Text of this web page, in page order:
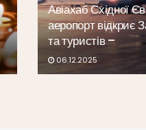
Авіахаб Східної
аеропорт відкриє
та туристів –
06.12.2025